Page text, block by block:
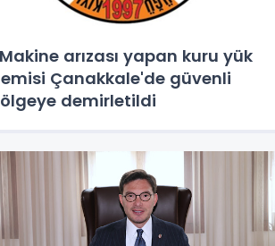
arızası yapan kuru yük
Çanakkale'de güvenli
demirletildi